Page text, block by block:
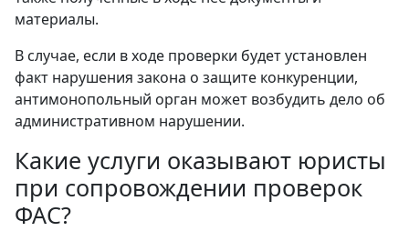
материалы.
В случае, если в ходе проверки будет установлен
факт нарушения закона о защите конкуренции,
антимонопольный орган может возбудить дело об
административном нарушении.
Какие услуги оказывают юристы
при сопровождении проверок
ФАС?